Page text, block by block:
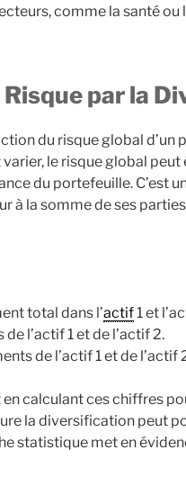
comme la santé
par la
du risque global d’un
le risque global peut
du portefeuille. C’est
à la somme de ses
total dans l’actif1 et
l’actif 1 et de l’actif 2.
de l’actif 1 et de l’actif
calculant ces chiffres
la diversification peut
statistique met en